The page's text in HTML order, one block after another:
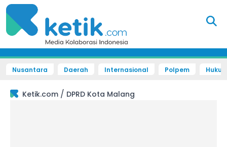
Nusantara Daerah Internasional Polpem
Ketik.com / DPRD Kota Malang